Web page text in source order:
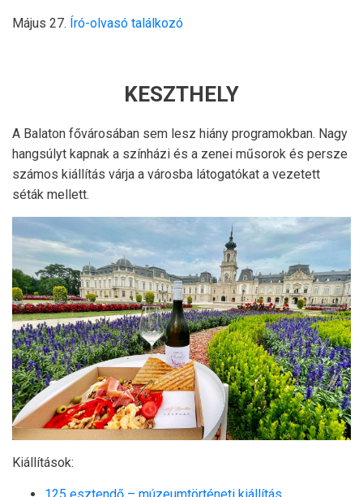
Május 27. Író-olvasó találkozó
KESZTHELY
A Balaton fővárosában sem lesz hiány programokban. Nagy
hangsúlyt kapnak a színházi és a zenei műsorok és persze
számos kiállítás várja a városba látogatókat a vezetett
séták mellett.
Kiállítások: